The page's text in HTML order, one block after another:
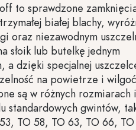
to sprawdzone
białej blachy,
oraz niezawodnym
słoik lub butelkę jednym
a dzięki specjalnej
na powietrze i
są w różnych rozmiarach
standardowych gwintów,
TO 58, TO 63, TO 66,